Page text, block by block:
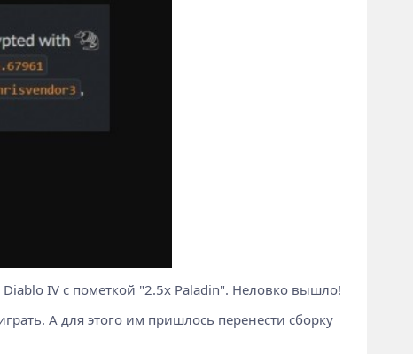
Diablo IV с пометкой "2.5x Paladin". Неловко вышло!
А для этого им пришлось перенести сборку